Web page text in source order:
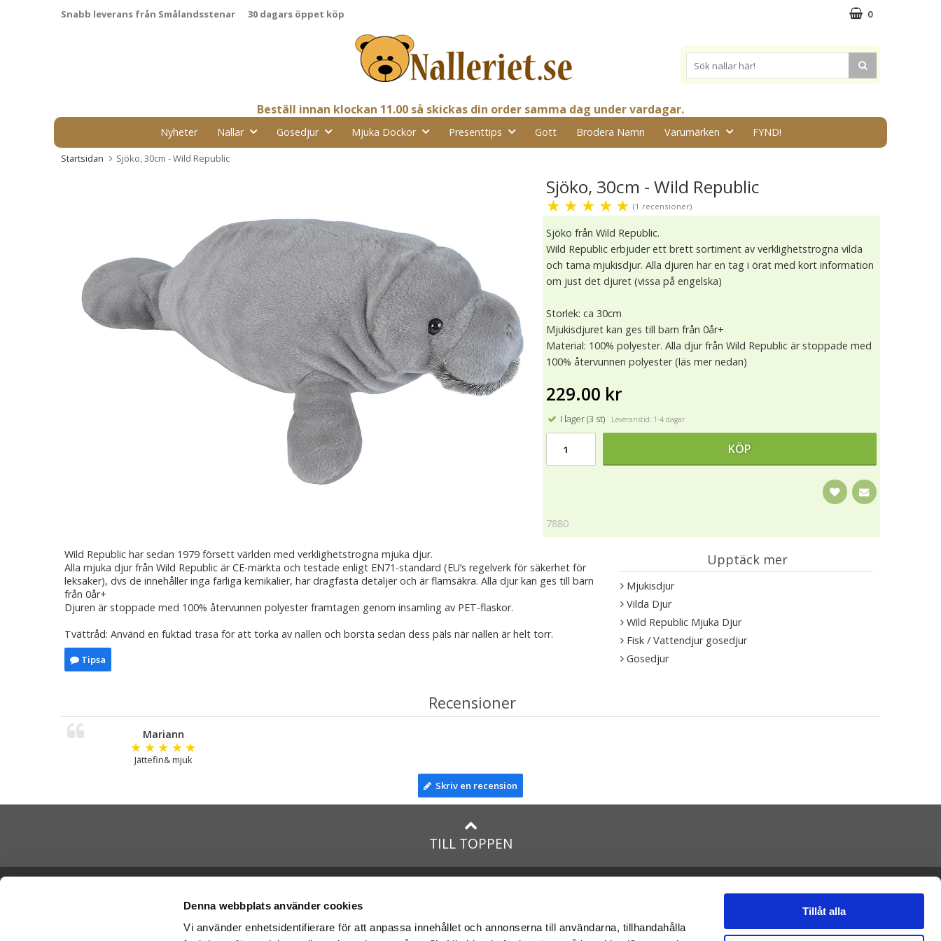
Denna webbplats använder cookies
Vi använder enhetsidentifierare för att anpassa innehållet och annonserna till användarna, tillhandahålla
Tillåt alla
Snabb leverans från Smålandsstenar 30 dagars öppet köp 0
Beställ innan klockan 11.00 så skickas din order samma dag under vardagar.
Nyheter Nallar Gosedjur Mjuka Dockor Presenttips Gott Brodera Namn Varumärken FYND!
Startsidan Sjöko, 30cm - Wild Republic
Sjöko, 30cm - Wild Republic
★ ★ ★ ★ ★ (1 recensioner)
Sjöko från Wild Republic.
Wild Republic erbjuder ett brett sortiment av verklighetstrogna vilda
och tama mjukisdjur. Alla djuren har en tag i örat med kort information
om just det djuret (vissa på engelska)
Storlek: ca 30cm
Mjukisdjuret kan ges till barn från 0år+
Material: 100% polyester. Alla djur från Wild Republic är stoppade med
100% återvunnen polyester (läs mer nedan)
229.00 kr
I lager (3 st) Leveranstid: 1-4 dagar
KÖP
7880
Wild Republic har sedan 1979 försett världen med verklighetstrogna mjuka djur.
Alla mjuka djur från Wild Republic är CE-märkta och testade enligt EN71-standard (EU’s regelverk för säkerhet för
leksaker), dvs de innehåller inga farliga kemikalier, har dragfasta detaljer och är flamsäkra. Alla djur kan ges till barn
från 0år+
Djuren är stoppade med 100% återvunnen polyester framtagen genom insamling av PET-flaskor.
Tvättråd: Använd en fuktad trasa för att torka av nallen och borsta sedan dess päls när nallen är helt torr.
Tipsa
Upptäck mer
Mjukisdjur
Vilda Djur
Wild Republic Mjuka Djur
Fisk / Vattendjur gosedjur
Gosedjur
Recensioner
Mariann
★ ★ ★ ★ ★
Jättefin& mjuk
Skriv en recension
TILL TOPPEN
- GetaTeddy.dk
-Nalleriet.se
E-mail: kontakt@nalleriet.se